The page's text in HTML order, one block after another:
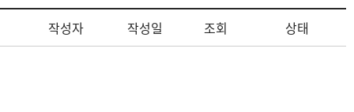
작성자 작성일 조회 상태